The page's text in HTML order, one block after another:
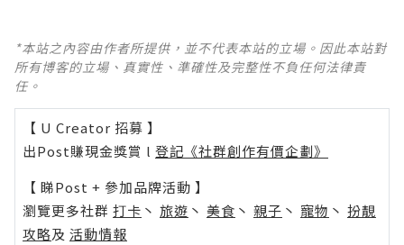
*本站之內容由作者所提供，並不代表本站的立場。因此本站對
所有博客的立場、真實性、準確性及完整性不負任何法律責
任。
【 U Creator 招募 】
出Post賺現金獎賞 l 登記《社群創作有價企劃》
【 睇Post + 參加品牌活動 】
瀏覽更多社群 打卡 丶 旅遊 丶 美食 丶 親子 丶 寵物 丶 扮靚
攻略及 活動情報